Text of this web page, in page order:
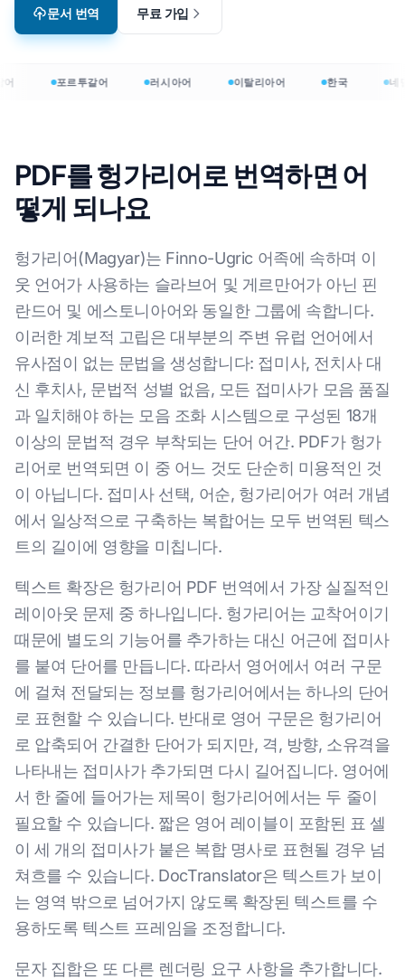
문서 번역 무료 가입
포르투갈어 러시아어 이탈리아어 한국 네
PDF를 헝가리어로 번역하면 어
떻게 되나요
헝가리어(Magyar)는 Finno-Ugric 어족에 속하며 이
웃 언어가 사용하는 슬라브어 및 게르만어가 아닌 핀
란드어 및 에스토니아어와 동일한 그룹에 속합니다.
이러한 계보적 고립은 대부분의 주변 유럽 언어에서
유사점이 없는 문법을 생성합니다: 접미사, 전치사 대
신 후치사, 문법적 성별 없음, 모든 접미사가 모음 품질
과 일치해야 하는 모음 조화 시스템으로 구성된 18개
이상의 문법적 경우 부착되는 단어 어간. PDF가 헝가
리어로 번역되면 이 중 어느 것도 단순히 미용적인 것
이 아닙니다. 접미사 선택, 어순, 헝가리어가 여러 개념
에서 일상적으로 구축하는 복합어는 모두 번역된 텍스
트의 길이에 영향을 미칩니다.
텍스트 확장은 헝가리어 PDF 번역에서 가장 실질적인
레이아웃 문제 중 하나입니다. 헝가리어는 교착어이기
때문에 별도의 기능어를 추가하는 대신 어근에 접미사
를 붙여 단어를 만듭니다. 따라서 영어에서 여러 구문
에 걸쳐 전달되는 정보를 헝가리어에서는 하나의 단어
로 표현할 수 있습니다. 반대로 영어 구문은 헝가리어
로 압축되어 간결한 단어가 되지만, 격, 방향, 소유격을
나타내는 접미사가 추가되면 다시 길어집니다. 영어에
서 한 줄에 들어가는 제목이 헝가리어에서는 두 줄이
필요할 수 있습니다. 짧은 영어 레이블이 포함된 표 셀
이 세 개의 접미사가 붙은 복합 명사로 표현될 경우 넘
쳐흐를 수 있습니다. DocTranslator은 텍스트가 보이
는 영역 밖으로 넘어가지 않도록 확장된 텍스트를 수
용하도록 텍스트 프레임을 조정합니다.
문자 집합은 또 다른 렌더링 요구 사항을 추가합니다.